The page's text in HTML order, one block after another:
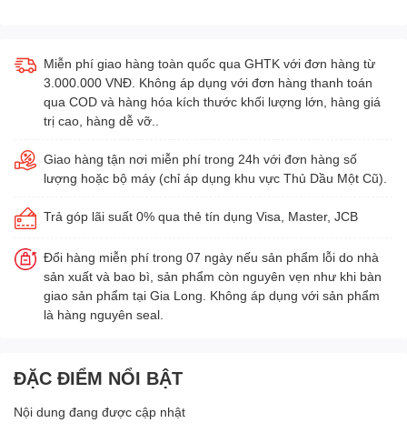
Miễn phí giao hàng toàn quốc qua GHTK với đơn hàng từ
3.000.000 VNĐ. Không áp dụng với đơn hàng thanh toán
qua COD và hàng hóa kích thước khối lượng lớn, hàng giá
trị cao, hàng dễ vỡ..
Giao hàng tận nơi miễn phí trong 24h với đơn hàng số
lượng hoặc bộ máy (chỉ áp dụng khu vực Thủ Dầu Một Cũ).
Trả góp lãi suất 0% qua thẻ tín dụng Visa, Master, JCB
Đổi hàng miễn phí trong 07 ngày nếu sản phẩm lỗi do nhà
sản xuất và bao bì, sản phẩm còn nguyên vẹn như khi bàn
giao sản phẩm tại Gia Long. Không áp dụng với sản phẩm
là hàng nguyên seal.
ĐẶC ĐIỂM NỔI BẬT
Nội dung đang được cập nhật